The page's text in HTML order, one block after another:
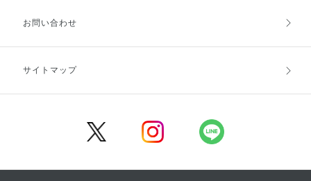
お支払方法
キャンセル・返品・交換
お問い合わせ
サイトマップ